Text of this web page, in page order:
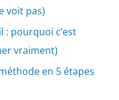
voit pas)
: pourquoi c’est
vraiment)
en 5 étapes